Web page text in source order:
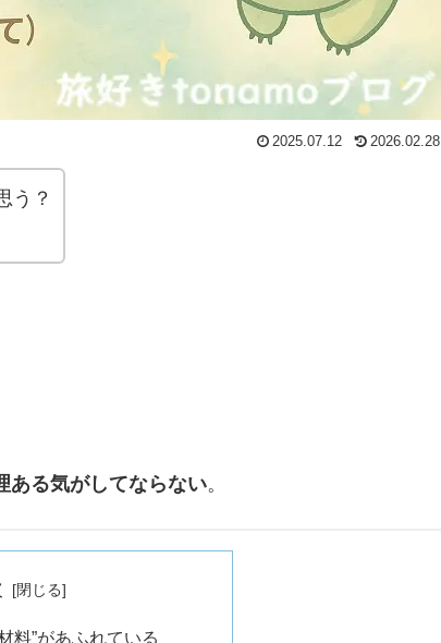
2025.07.12 2026.02.28
う？
ある気がしてならない。
料”があふれている